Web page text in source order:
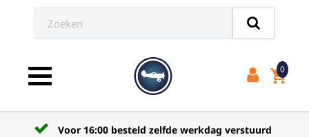
Toggle navigation shopping_cart
0
Voor 16:00 besteld zelfde werkdag verstuurd